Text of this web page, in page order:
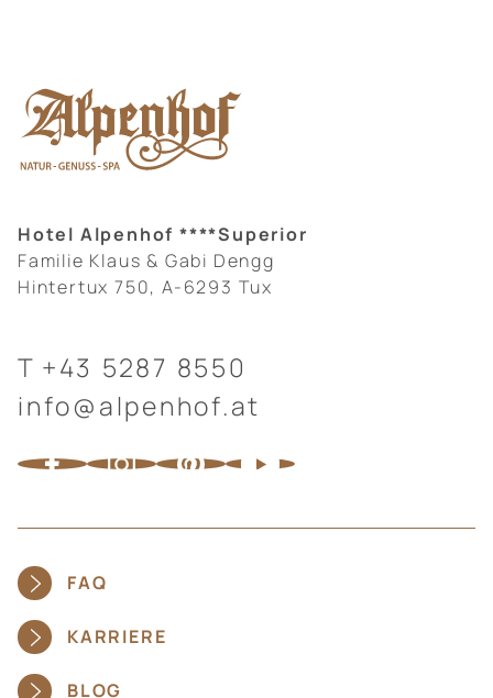
Hotel Alpenhof ****Superior
Familie Klaus & Gabi Dengg
Hintertux 750, A-6293 Tux
T +43 5287 8550
info@alpenhof.at
FAQ
KARRIERE
BLOG